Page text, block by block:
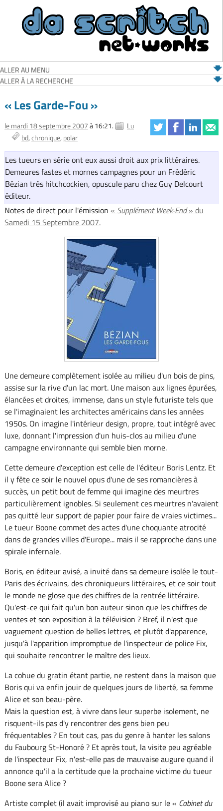
ALLER AU MENU
ALLER À LA RECHERCHE
« Les Garde-Fou »
le mardi 18 septembre 2007à 16:21.
Lu
bd chronique polar
Les tueurs en série ont eux aussi droit aux prix littéraires.
Demeures fastes et mornes campagnes pour un Frédéric
Bézian très hitchcockien, opuscule paru chez Guy Delcourt
éditeur.
Notes de direct pour l'émission « Supplément Week-End» du
Samedi 15 Septembre 2007.
Une demeure complètement isolée au milieu d'un bois de pins,
assise sur la rive d'un lac mort. Une maison aux lignes épurées,
élancées et droites, immense, dans un style futuriste tels que
se l'imaginaient les architectes américains dans les années
1950s. On imagine l'intérieur design, propre, tout intégré avec
luxe, donnant l'impression d'un huis-clos au milieu d'une
campagne environnante qui semble bien morne.
Cette demeure d'exception est celle de l'éditeur Boris Lentz. Et
il y fête ce soir le nouvel opus d'une de ses romancières à
succès, un petit bout de femme qui imagine des meurtres
particulièrement ignobles. Si seulement ces meurtres n'avaient
pas quitté leur support de papier pour faire de vraies victimes...
Le tueur Boone commet des actes d'une choquante atrocité
dans de grandes villes d'Europe... mais il se rapproche dans une
spirale infernale.
Boris, en éditeur avisé, a invité dans sa demeure isolée le tout-
Paris des écrivains, des chroniqueurs littéraires, et ce soir tout
le monde ne glose que des chiffres de la rentrée littéraire.
Qu'est-ce qui fait qu'un bon auteur sinon que les chiffres de
ventes et son exposition à la télévision ? Bref, il n'est que
vaguement question de belles lettres, et plutôt d'apparence,
jusqu'à l'apparition impromptue de l'inspecteur de police Fix,
qui souhaite rencontrer le maître des lieux.
La cohue du gratin étant partie, ne restent dans la maison que
Boris qui va enfin jouir de quelques jours de liberté, sa femme
Alice et son beau-père.
Mais la question est, à vivre dans leur superbe isolement, ne
risquent-ils pas d'y rencontrer des gens bien peu
fréquentables ? En tout cas, pas du genre à hanter les salons
du Faubourg St-Honoré ? Et après tout, la visite peu agréable
de l'inspecteur Fix, n'est-elle pas de mauvaise augure quand il
annonce qu'il a la certitude que la prochaine victime du tueur
Boone sera Alice ?
Artiste complet (il avait improvisé au piano sur le « Cabinet du